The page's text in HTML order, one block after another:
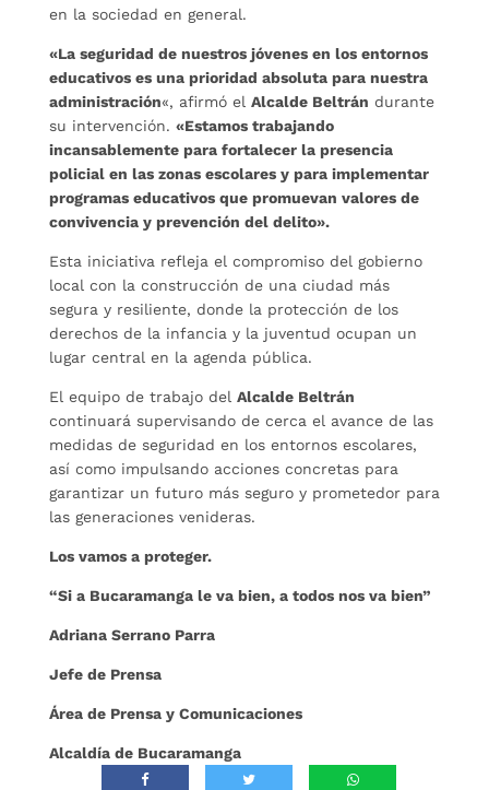
en la sociedad en general.
«La seguridad de nuestros jóvenes en los entornos
educativos es una prioridad absoluta para nuestra
administración«, afirmó el Alcalde Beltrán durante
su intervención. «Estamos trabajando
incansablemente para fortalecer la presencia
policial en las zonas escolares y para implementar
programas educativos que promuevan valores de
convivencia y prevención del delito».
Esta iniciativa refleja el compromiso del gobierno
local con la construcción de una ciudad más
segura y resiliente, donde la protección de los
derechos de la infancia y la juventud ocupan un
lugar central en la agenda pública.
El equipo de trabajo del Alcalde Beltrán
continuará supervisando de cerca el avance de las
medidas de seguridad en los entornos escolares,
así como impulsando acciones concretas para
garantizar un futuro más seguro y prometedor para
las generaciones venideras.
Los vamos a proteger.
“Si a Bucaramanga le va bien, a todos nos va bien”
Adriana Serrano Parra
Jefe de Prensa
Área de Prensa y Comunicaciones
Alcaldía de Bucaramanga